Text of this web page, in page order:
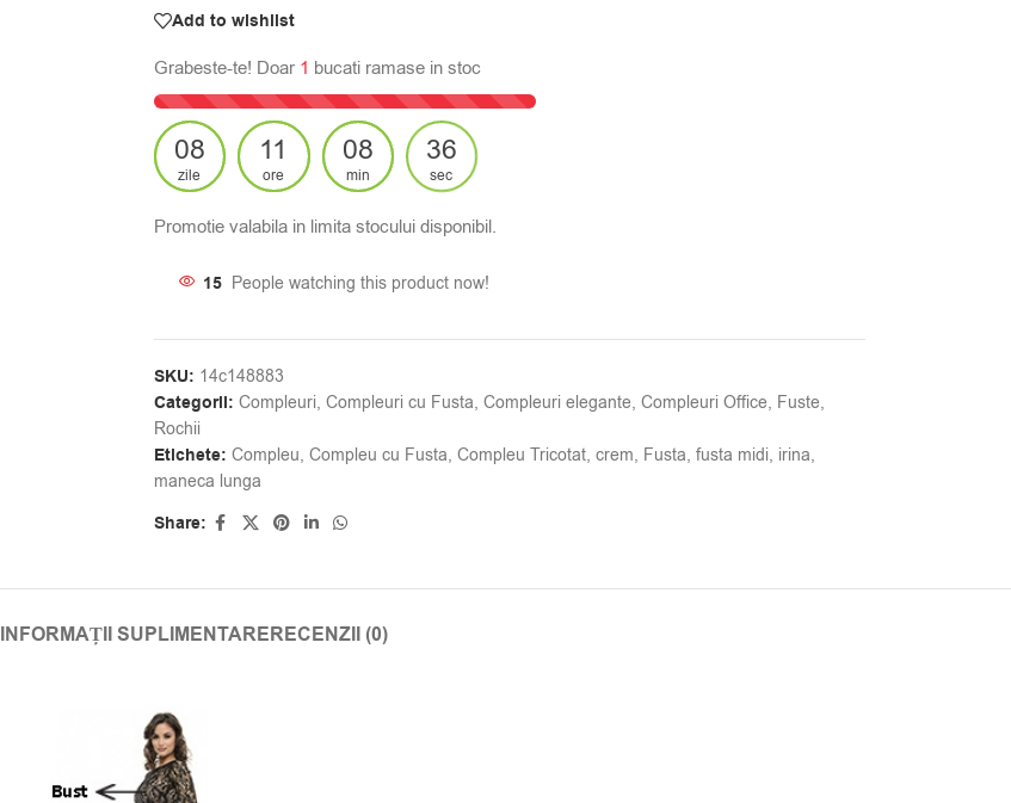
Add to wishlist
Grabeste-te! Doar 1 bucati ramase in stoc
08
zile
11
ore
08
min
35
sec
Promotie valabila in limita stocului disponibil.
15 People watching this product now!
SKU: 14c148883
Categorii: Compleuri, Compleuri cu Fusta, Compleuri elegante, Compleuri Office, Fuste,
Rochii
Etichete: Compleu, Compleu cu Fusta, Compleu Tricotat, crem, Fusta, fusta midi, irina,
maneca lunga
Share:
INFORMAȚII SUPLIMENTARERECENZII (0)